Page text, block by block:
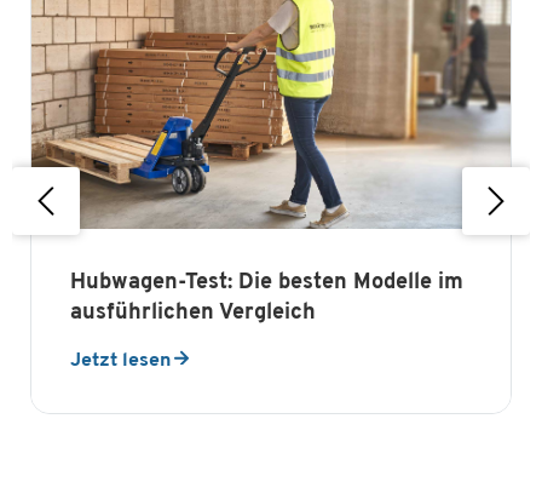
Hubwagen-Test: Die besten Modelle im
ausführlichen Vergleich
Jetzt lesen